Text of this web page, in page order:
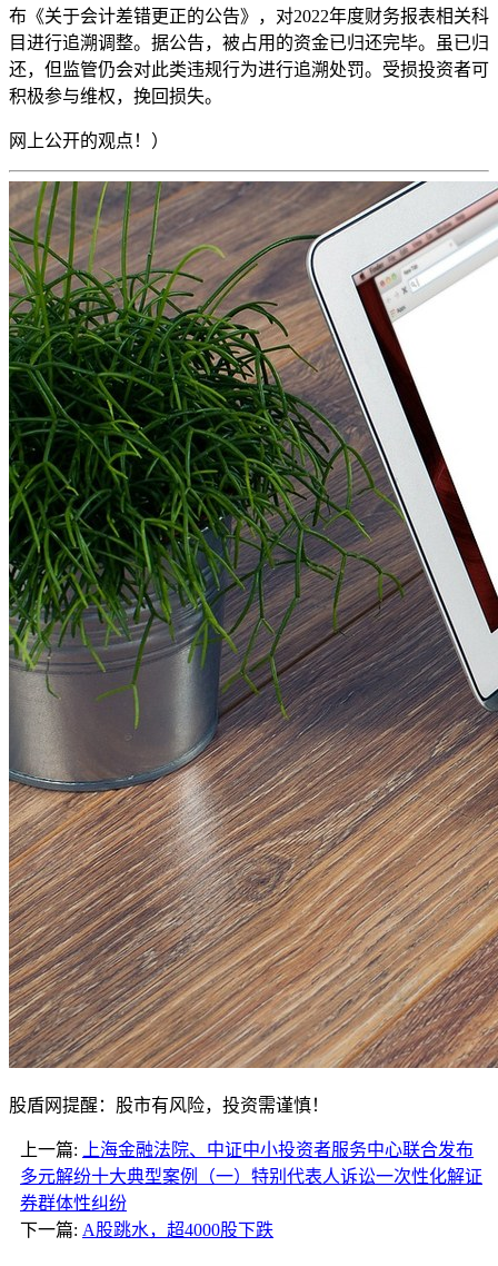
布《关于会计差错更正的公告》，对2022年度财务报表相关科
目进行追溯调整。据公告，被占用的资金已归还完毕。虽已归
还，但监管仍会对此类违规行为进行追溯处罚。受损投资者可
积极参与维权，挽回损失。
网上公开的观点！）
股盾网提醒：股市有风险，投资需谨慎！
上一篇:
上海金融法院、中证中小投资者服务中心联合发布
多元解纷十大典型案例（一）特别代表人诉讼一次性化解证
券群体性纠纷
下一篇: A股跳水，超4000股下跌